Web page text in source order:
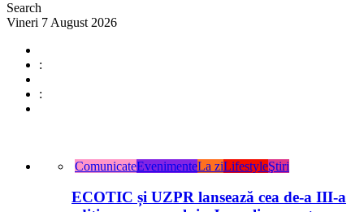
Search
Vineri 7 August 2026
:
:
ComunicateEvenimenteLa ziLifestyleŞtiri
ECOTIC și UZPR lansează cea de-a III-a